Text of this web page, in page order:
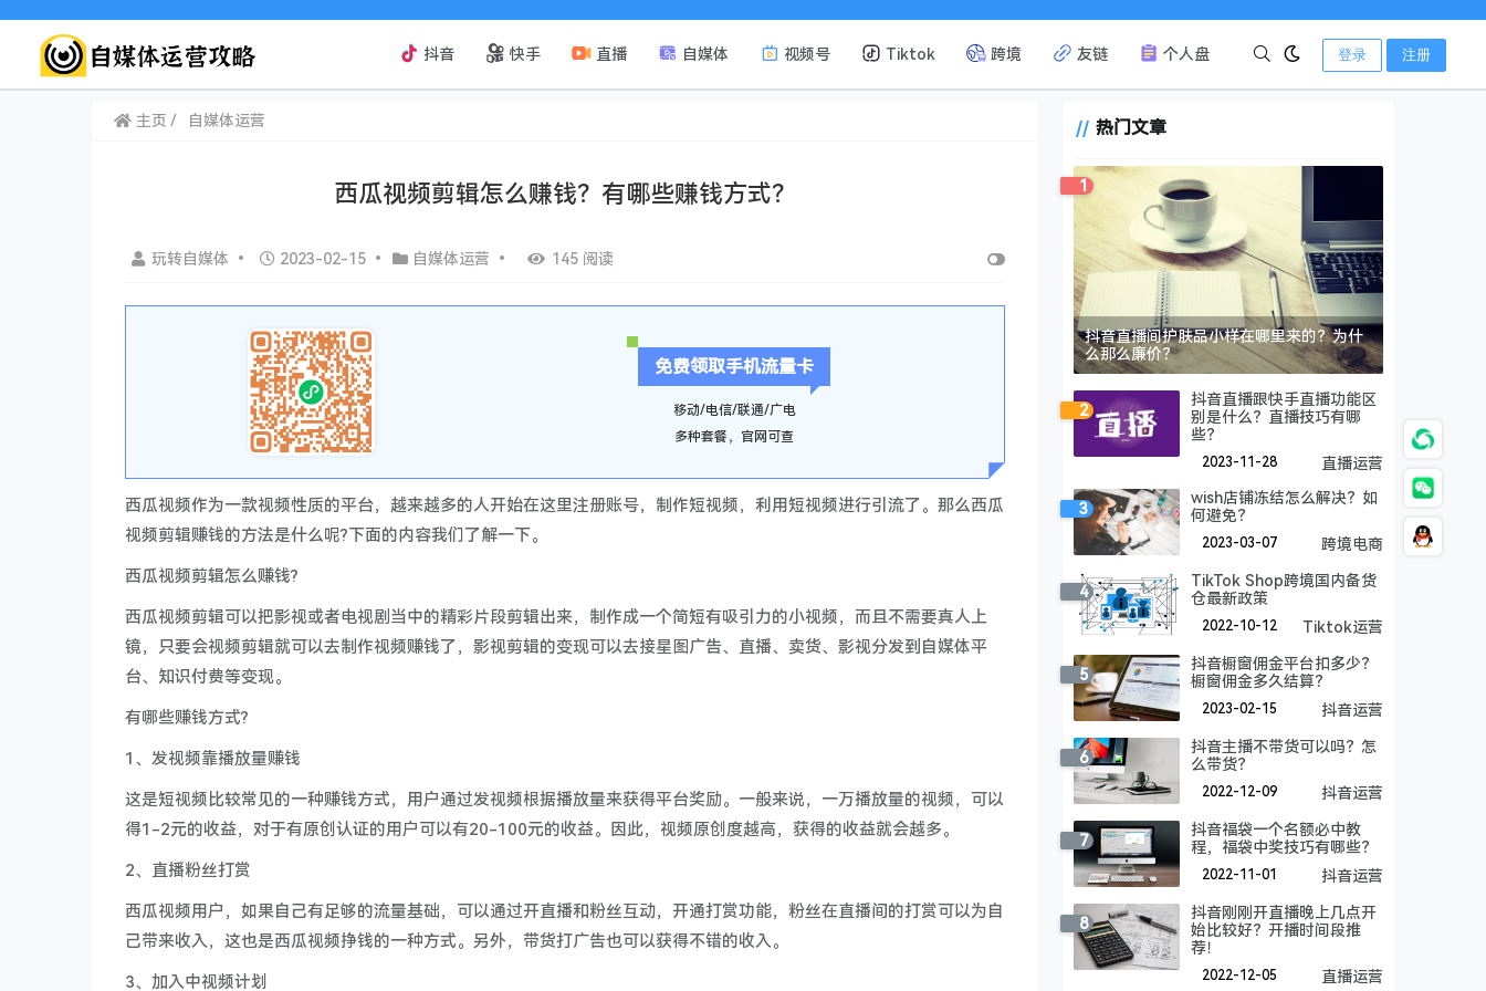
抖音 快手 直播 自媒体 视频号 Tiktok 跨境 友链 个人盘 登录 注册
主页 自媒体运营
西瓜视频剪辑怎么赚钱？有哪些赚钱方式？
玩转自媒体 • 2023-02-15 • 自媒体运营 • 145 阅读
免费领取手机流量卡
移动/电信/联通/广电
多种套餐，官网可查
西瓜视频作为一款视频性质的平台，越来越多的人开始在这里注册账号，制作短视频，利用短视频进行引流了。那么西瓜
视频剪辑赚钱的方法是什么呢?下面的内容我们了解一下。
西瓜视频剪辑怎么赚钱?
西瓜视频剪辑可以把影视或者电视剧当中的精彩片段剪辑出来，制作成一个简短有吸引力的小视频，而且不需要真人上
镜，只要会视频剪辑就可以去制作视频赚钱了，影视剪辑的变现可以去接星图广告、直播、卖货、影视分发到自媒体平
台、知识付费等变现。
有哪些赚钱方式?
1、发视频靠播放量赚钱
这是短视频比较常见的一种赚钱方式，用户通过发视频根据播放量来获得平台奖励。一般来说，一万播放量的视频，可以
得1-2元的收益，对于有原创认证的用户可以有20-100元的收益。因此，视频原创度越高，获得的收益就会越多。
2、直播粉丝打赏
西瓜视频用户，如果自己有足够的流量基础，可以通过开直播和粉丝互动，开通打赏功能，粉丝在直播间的打赏可以为自
己带来收入，这也是西瓜视频挣钱的一种方式。另外，带货打广告也可以获得不错的收入。
3、加入中视频计划
热门文章
1
抖音直播间护肤品小样在哪里来的？为什
么那么廉价？
2
抖音直播跟快手直播功能区
别是什么？直播技巧有哪
些？
2023-11-28 直播运营
3
wish店铺冻结怎么解决？如
何避免？
2023-03-07 跨境电商
4
TikTok Shop跨境国内备货
仓最新政策
2022-10-12 Tiktok运营
5
抖音橱窗佣金平台扣多少？
橱窗佣金多久结算？
2023-02-15 抖音运营
6
抖音主播不带货可以吗？怎
么带货？
2022-12-09 抖音运营
7
抖音福袋一个名额必中教
程，福袋中奖技巧有哪些？
2022-11-01 抖音运营
8
抖音刚刚开直播晚上几点开
始比较好？开播时间段推
荐！
2022-12-05 直播运营